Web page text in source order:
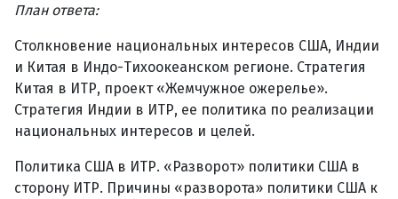
План ответа:
Столкновение национальных интересов США, Индии
и Китая в Индо-Тихоокеанском регионе. Стратегия
Китая в ИТР, проект «Жемчужное ожерелье».
Стратегия Индии в ИТР, ее политика по реализации
национальных интересов и целей.
Политика США в ИТР. «Разворот» политики США в
сторону ИТР. Причины «разворота» политики США к